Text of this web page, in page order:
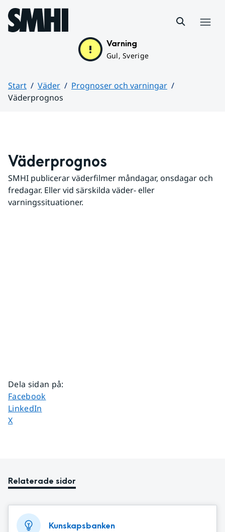
Hoppa till sidans innehåll
Varning
Gul, Sverige
Start Väder
Prognoser och varningar
Väderprognos
Väderprognos
SMHI publicerar väderfilmer måndagar, onsdagar och
fredagar. Eller vid särskilda väder- eller
varningssituationer.
Dela sidan på:
Dela sidan på
Facebook
Dela sidan på
LinkedIn
Dela sidan på
X
Relaterade sidor
Kunskapsbanken